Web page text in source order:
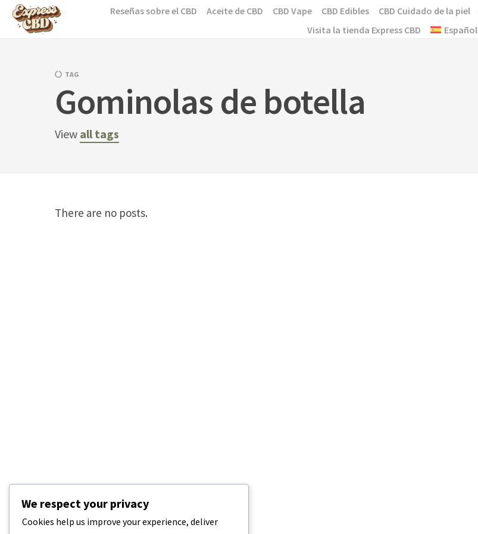
Skip
Reseñas sobre el CBD Aceite de CBD CBD Vape CBD Edibles CBD Cuidado de la piel
Visita la tienda Express CBD
Español
TAG
Gominolas de botella
View all tags
There are no posts.
We respect your privacy
Cookies help us improve your experience, deliver